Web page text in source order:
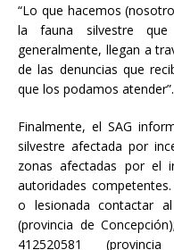
“Lo que hacemos
la fauna silvestre
generalmente, llegan a
de las denuncias que
que los podamos atender”.
Finalmente, el SAG
silvestre afectada por
zonas afectadas por el
autoridades
o lesionada contactar
(provincia de
412520581